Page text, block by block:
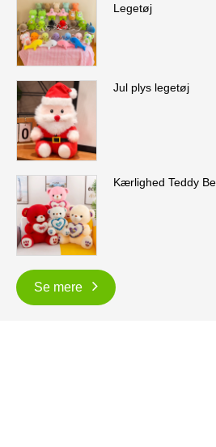
Legetøj
Jul plys legetøj
Kærlighed Teddy
Se mere